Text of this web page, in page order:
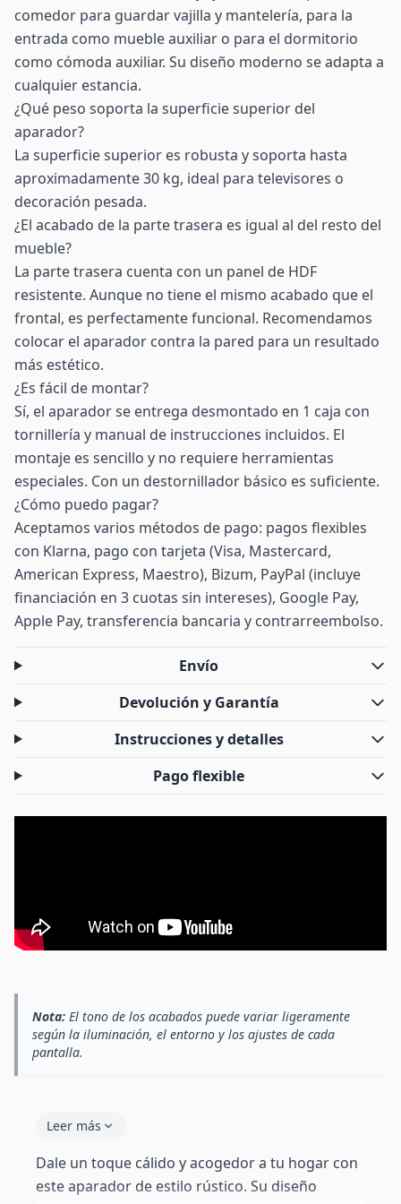
comedor para guardar vajilla y mantelería, para la
entrada como mueble auxiliar o para el dormitorio
como cómoda auxiliar. Su diseño moderno se adapta a
cualquier estancia.
¿Qué peso soporta la superficie superior del
aparador?
La superficie superior es robusta y soporta hasta
aproximadamente 30 kg, ideal para televisores o
decoración pesada.
¿El acabado de la parte trasera es igual al del resto del
mueble?
La parte trasera cuenta con un panel de HDF
resistente. Aunque no tiene el mismo acabado que el
frontal, es perfectamente funcional. Recomendamos
colocar el aparador contra la pared para un resultado
más estético.
¿Es fácil de montar?
Sí, el aparador se entrega desmontado en 1 caja con
tornillería y manual de instrucciones incluidos. El
montaje es sencillo y no requiere herramientas
especiales. Con un destornillador básico es suficiente.
¿Cómo puedo pagar?
Aceptamos varios métodos de pago: pagos flexibles
con Klarna, pago con tarjeta (Visa, Mastercard,
American Express, Maestro), Bizum, PayPal (incluye
financiación en 3 cuotas sin intereses), Google Pay,
Apple Pay, transferencia bancaria y contrarreembolso.
Envío
Devolución y Garantía
Instrucciones y detalles
Pago flexible
Nota: El tono de los acabados puede variar ligeramente
según la iluminación, el entorno y los ajustes de cada
pantalla.
Leer más
Dale un toque cálido y acogedor a tu hogar con
este aparador de estilo rústico. Su diseño